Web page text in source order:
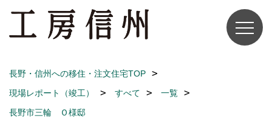
長野・信州への移住・注文住宅TOP
現場レポート（竣工）
すべて
一覧
長野市三輪 Ｏ様邸